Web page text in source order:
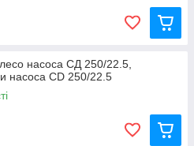
насоса CД 250/22.5,
насоса CD 250/22.5